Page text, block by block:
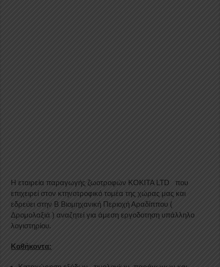
H εταιρεία παραγωγής ζωοτροφών KOKITA LTD που
επιχειρεί στον κτηνοτροφικό τομέα της χώρας μας και
εδρεύει στην Β Βιομηχανική Περιοχή Αραδίππου (
Δρομολαξιά ) αναζητεί για άμεση εργοδοτηση υπάλληλο
λογιστηρίου.
Καθήκοντα: